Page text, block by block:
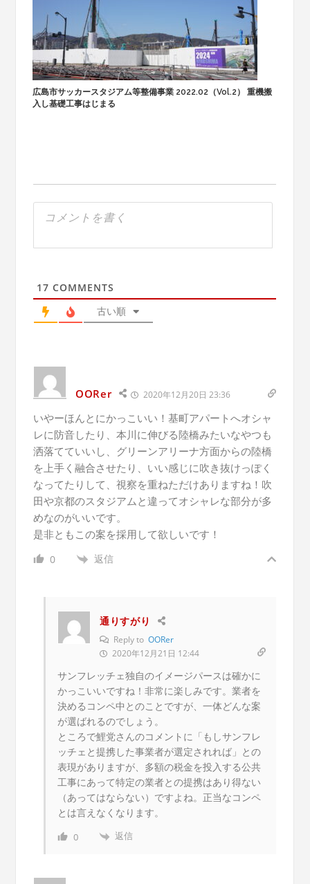
広島市サッカースタジアム等整備事業 2022.02（Vol.2） 重機搬
入し基礎工事はじまる
17 COMMENTS
古い順
OORer 2020年12月20日 23:36
いやーほんとにかっこいい！基町アパートへオシャ
レに防音したり、本川に伸びる陸橋みたいなやつも
洒落てていいし、グリーンアリーナ方面からの陸橋
を上手く融合させたり、いい感じに吹き抜けっぽく
なってたりして、視察を重ねただけありますね！吹
田や京都のスタジアムと違ってオシャレな部分が多
めなのがいいです。
是非ともこの案を採用して欲しいです！
0 返信
通りすがり
Reply to OORer
2020年12月21日 12:44
サンフレッチェ独自のイメージパースは確かに
かっこいいですね！非常に楽しみです。業者を
決めるコンペ中とのことですが、一体どんな案
が選ばれるのでしょう。
ところで鯉党さんのコメントに「もしサンフレ
ッチェと提携した事業者が選定されれば」との
表現がありますが、多額の税金を投入する公共
工事にあって特定の業者との提携はあり得ない
（あってはならない）ですよね。正当なコンペ
とは言えなくなります。
0 返信